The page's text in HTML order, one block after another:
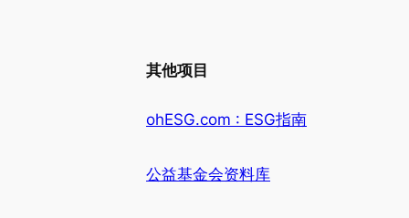
其他项目
ohESG.com : ESG指南
公益基金会资料库